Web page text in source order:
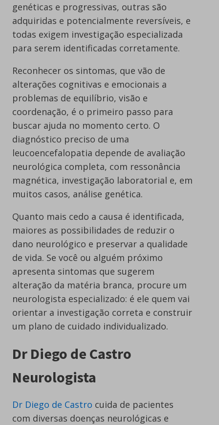
genéticas e progressivas, outras são
adquiridas e potencialmente reversíveis, e
todas exigem investigação especializada
para serem identificadas corretamente.
Reconhecer os sintomas, que vão de
alterações cognitivas e emocionais a
problemas de equilíbrio, visão e
coordenação, é o primeiro passo para
buscar ajuda no momento certo. O
diagnóstico preciso de uma
leucoencefalopatia depende de avaliação
neurológica completa, com ressonância
magnética, investigação laboratorial e, em
muitos casos, análise genética.
Quanto mais cedo a causa é identificada,
maiores as possibilidades de reduzir o
dano neurológico e preservar a qualidade
de vida. Se você ou alguém próximo
apresenta sintomas que sugerem
alteração da matéria branca, procure um
neurologista especializado: é ele quem vai
orientar a investigação correta e construir
um plano de cuidado individualizado.
Dr Diego de Castro
Neurologista
Dr Diego de Castro cuida de pacientes
com diversas doenças neurológicas e